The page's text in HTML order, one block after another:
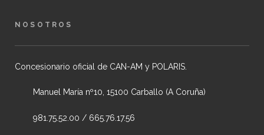
NOSOTROS
Concesionario oficial de CAN-AM y POLARIS.
Manuel María nº10, 15100 Carballo (A Coruña)
981.75.52.00 / 665.76.17.56